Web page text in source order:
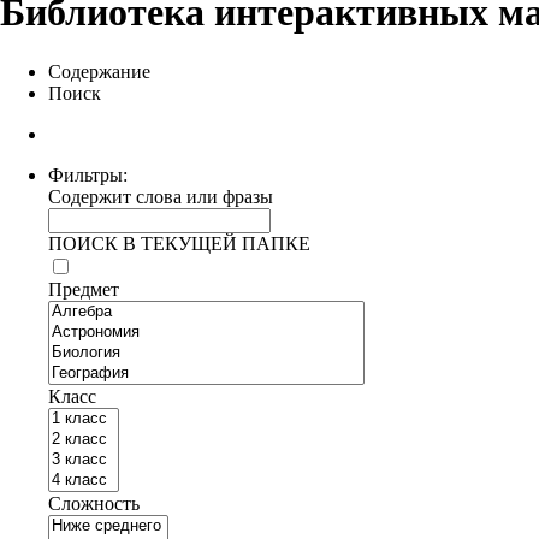
Библиотека интерактивных
Содержание
Поиск
Фильтры:
Содержит слова или фразы
ПОИСК В ТЕКУЩЕЙ ПАПКЕ
Предмет
Класс
Сложность